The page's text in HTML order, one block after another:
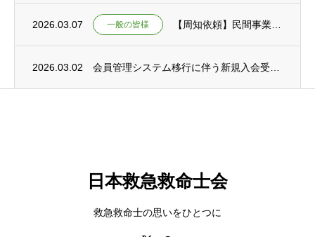
2026.03.07 一般の皆様
2026.03.02
日本救急救命士会
救急救命士の思いをひとつに